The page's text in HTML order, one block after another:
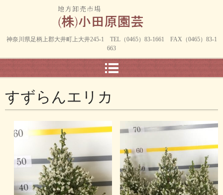
神奈川県足柄上郡大井町上大井245-1 TEL（0465）83-1661 FAX（0465）83-1
663
すずらんエリカ